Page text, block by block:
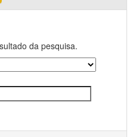
da pesquisa.